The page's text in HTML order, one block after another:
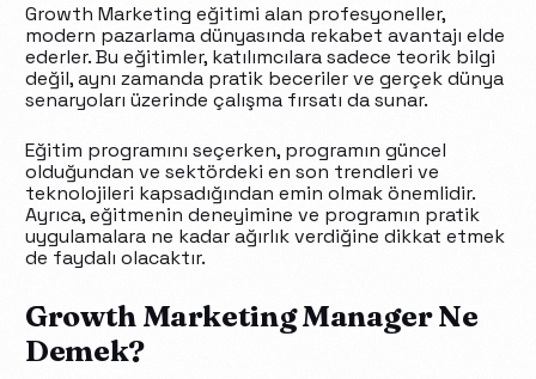
Growth Marketing eğitimi alan profesyoneller,
modern pazarlama dünyasında rekabet avantajı elde
ederler. Bu eğitimler, katılımcılara sadece teorik bilgi
değil, aynı zamanda pratik beceriler ve gerçek dünya
senaryoları üzerinde çalışma fırsatı da sunar.
Eğitim programını seçerken, programın güncel
olduğundan ve sektördeki en son trendleri ve
teknolojileri kapsadığından emin olmak önemlidir.
Ayrıca, eğitmenin deneyimine ve programın pratik
uygulamalara ne kadar ağırlık verdiğine dikkat etmek
de faydalı olacaktır.
Growth Marketing Manager Ne
Demek?